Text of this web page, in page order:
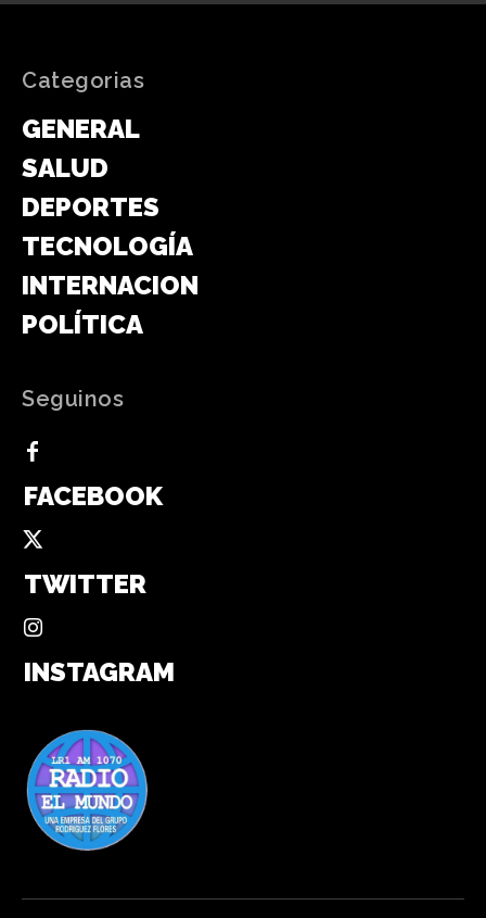
Categorias
GENERAL
SALUD
DEPORTES
TECNOLOGÍA
INTERNACIONAL
POLÍTICA
Seguinos
FACEBOOK
TWITTER
INSTAGRAM